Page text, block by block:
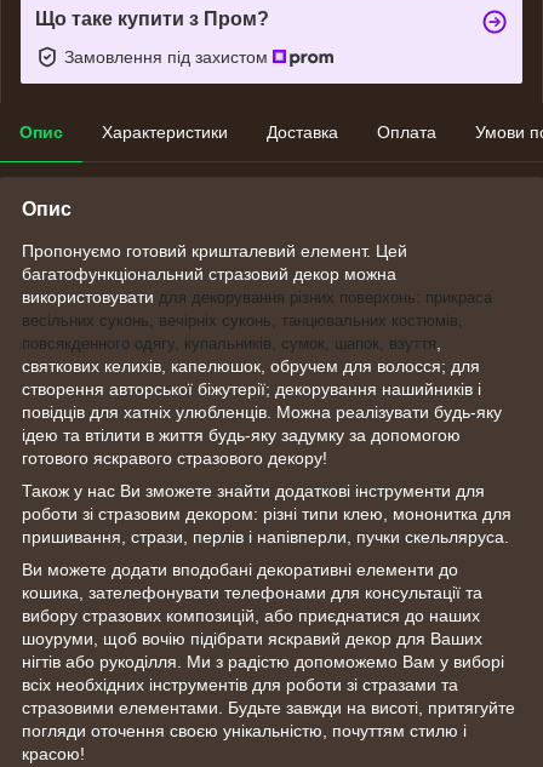
Що таке купити з Пром?
Замовлення під захистом
Опис Характеристики Доставка Оплата Умови
Опис
Пропонуємо готовий кришталевий елемент. Цей
багатофункціональний стразовий декор можна
використовувати для декорування різних поверхонь: прикраса
весільних суконь, вечірніх суконь, танцювальних костюмів,
повсякденного одягу, купальників, сумок, шапок, взуття
святкових келихів, капелюшок, обручем для волосся; для
створення авторської біжутерії; декорування нашийників і
повідців для хатніх улюбленців. Можна реалізувати будь-яку
ідею та втілити в життя будь-яку задумку за допомогою
готового яскравого стразового декору!
Також у нас Ви зможете знайти додаткові інструменти для
роботи зі стразовим декором: різні типи клею, мононитка для
пришивання, стрази, перлів і напівперли, пучки скельляруса.
Ви можете додати вподобані декоративні елементи до
кошика, зателефонувати телефонами для консультації та
вибору стразових композицій, або приєднатися до наших
шоуруми, щоб вочію підібрати яскравий декор для Ваших
нігтів або рукоділля. Ми з радістю допоможемо Вам у виборі
всіх необхідних інструментів для роботи зі стразами та
стразовими елементами. Будьте завжди на висоті, притягуйте
погляди оточення своєю унікальністю, почуттям стилю і
красою!